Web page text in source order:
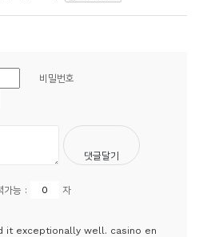
비밀번호
가능 : 자
it exceptionally well. casino en